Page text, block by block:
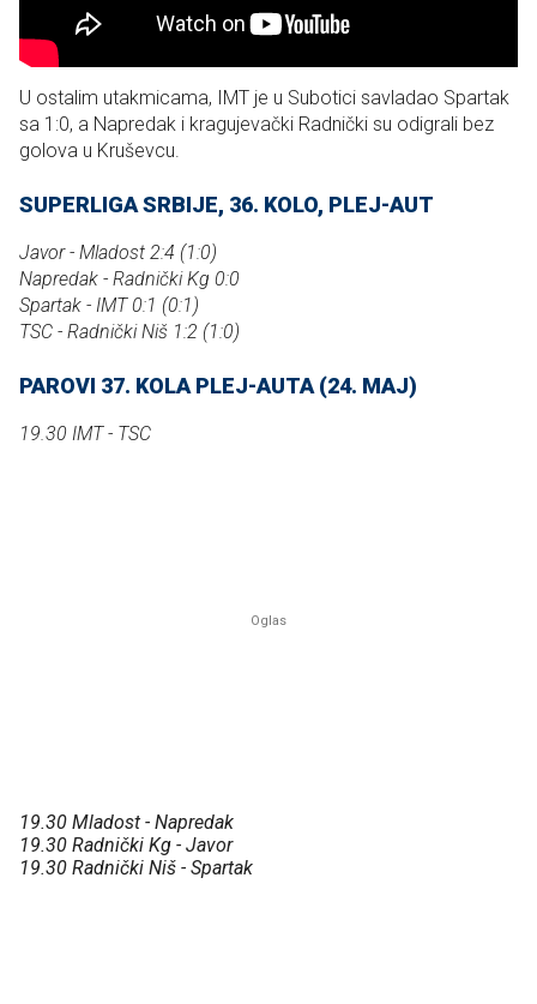
U ostalim utakmicama, IMT je u Subotici savladao Spartak
sa 1:0, a Napredak i kragujevački Radnički su odigrali bez
golova u Kruševcu.
SUPERLIGA SRBIJE, 36. KOLO, PLEJ-AUT
Javor - Mladost 2:4 (1:0)
Napredak - Radnički Kg 0:0
Spartak - IMT 0:1 (0:1)
TSC - Radnički Niš 1:2 (1:0)
PAROVI 37. KOLA PLEJ-AUTA (24. MAJ)
19.30 IMT - TSC
19.30 Mladost - Napredak
19.30 Radnički Kg - Javor
19.30 Radnički Niš - Spartak